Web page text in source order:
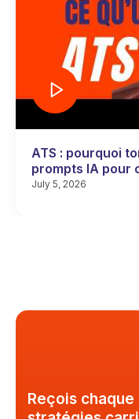
ATS : pourquoi
prompts IA pour
July 5, 2026
Reçois